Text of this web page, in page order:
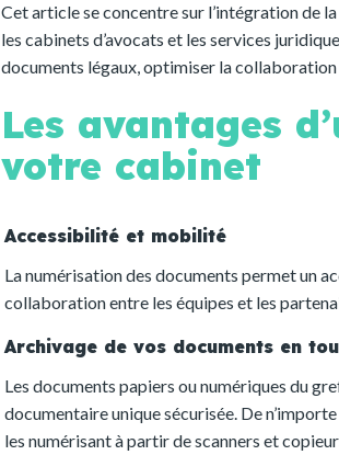
Cet article se concentre sur l’intégration de
les cabinets d’avocats et les services
documents légaux, optimiser la
Les avantages
votre cabinet
Accessibilité et mobilité
La numérisation des documents permet un
collaboration entre les équipes et les
Archivage de vos documents en
Les documents papiers ou numériques du
documentaire unique sécurisée. De
les numérisant à partir de scanners et